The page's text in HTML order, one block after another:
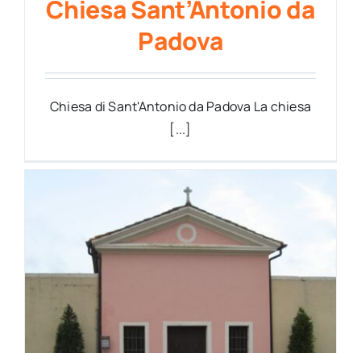
Chiesa Sant’Antonio da
Padova
Chiesa di Sant'Antonio da Padova La chiesa
[...]